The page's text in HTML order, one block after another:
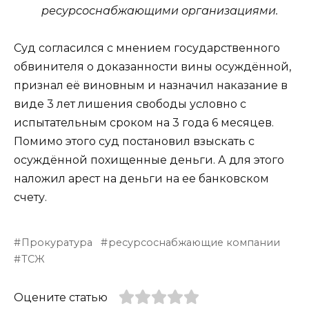
ресурсоснабжающими организациями.
Суд согласился с мнением государственного
обвинителя о доказанности вины осуждённой,
признал её виновным и назначил наказание в
виде 3 лет лишения свободы условно с
испытательным сроком на 3 года 6 месяцев.
Помимо этого суд постановил взыскать с
осуждённой похищенные деньги. А для этого
наложил арест на деньги на ее банковском
счету.
Прокуратура
ресурсоснабжающие компании
ТСЖ
Оцените статью